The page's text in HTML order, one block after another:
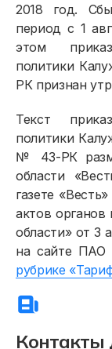
2018 год.
период с 1
этом
политики
РК признан
Текст
политики
№ 43-РК
области
газете
актов органов
области» от 3
на сайте ПАО
рубрике
Договор
Расчёты и
Приборы
Должникам
Онлайн-